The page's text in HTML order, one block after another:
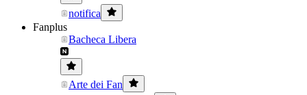
notifica
Fanplus
Bacheca Libera
Arte dei Fan